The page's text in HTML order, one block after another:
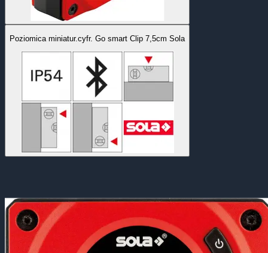
Poziomica miniatur.cyfr. Go smart Clip 7,5cm Sola